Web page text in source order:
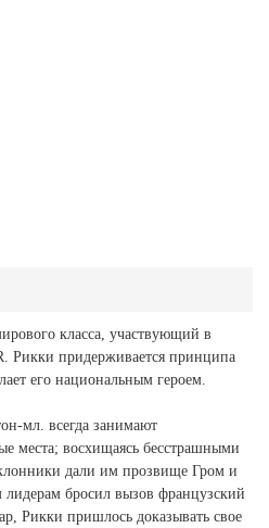
класса, участвующий в
Рикки придерживается принципа
его национальным героем.
мл. всегда занимают
места; восхищаясь бесстрашными
дали им прозвище Гром и
бросил вызов французский
Рикки пришлось доказывать свое